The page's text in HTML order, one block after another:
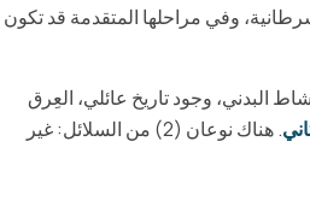
وفي مراحلها المتقدمة قد تكون
البدني، وجود تاريخ عائلي، العِرق
. هناك نوعان (2) من السلائل: غير